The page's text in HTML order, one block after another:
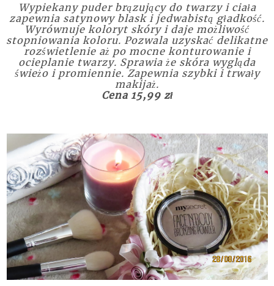
Wypiekany puder brązujący do twarzy i ciała
zapewnia satynowy blask i jedwabistą gładkość.
Wyrównuje koloryt skóry i daje możliwość
stopniowania koloru. Pozwala uzyskać delikatne
rozświetlenie aż po mocne konturowanie i
ocieplanie twarzy. Sprawia że skóra wygląda
świeżo i promiennie. Zapewnia szybki i trwały
makijaż.
Cena 15,99 zł